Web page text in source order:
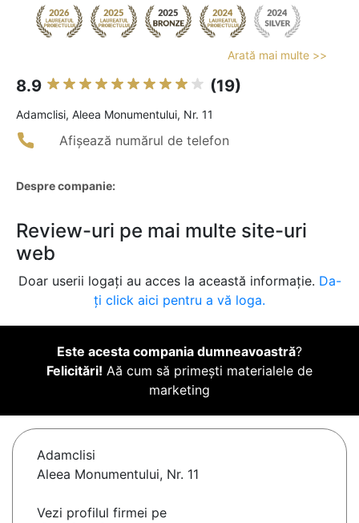
Arată mai multe >>
8.9 (19)
Adamclisi, Aleea Monumentului, Nr. 11
Afișează numărul de telefon
Despre companie:
Review-uri pe mai multe site-uri
web
Doar userii logați au acces la această informație. Da-
ți click aici pentru a vă loga.
Este acesta compania dumneavoastră?
Felicitări! Aă cum să primești materialele de
marketing
Adamclisi
Aleea Monumentului, Nr. 11
Vezi profilul firmei pe